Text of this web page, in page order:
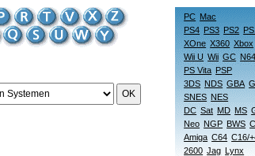
OK
PC Mac
PS4 PS3 PS2
XOne X360 Xbox
Wii U Wii GC
PS Vita PSP
3DS NDS GBA
SNES NES
DC Sat MD MS
Neo NGP BWS
Amiga C64 C16/
2600 Jag Lynx